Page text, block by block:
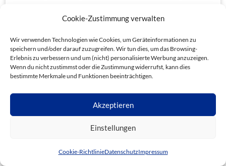
Cookie-Zustimmung verwalten
Wir verwenden Technologien wie Cookies, um Geräteinformationen zu
speichern und/oder darauf zuzugreifen. Wir tun dies, um das Browsing-
Erlebnis zu verbessern und um (nicht) personalisierte Werbung anzuzeigen.
Wenn du nicht zustimmst oder die Zustimmung widerrufst, kann dies
bestimmte Merkmale und Funktionen beeinträchtigen.
Akzeptieren
Einstellungen
Cookie-RichtlinieDatenschutzImpressum
offenen Punkten immer mit Rat und Tat zur Seite, auch ihre
freundliche
Bergleitung bei der Kontoeröffnung, sowie bei der
Wir werden Sie in unserem Freundes- und Bekanntenkreis
alles Gute für die Zukunft